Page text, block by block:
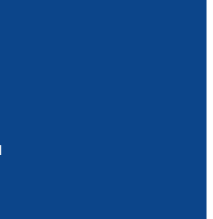
Como a API PIX da
pagamentos